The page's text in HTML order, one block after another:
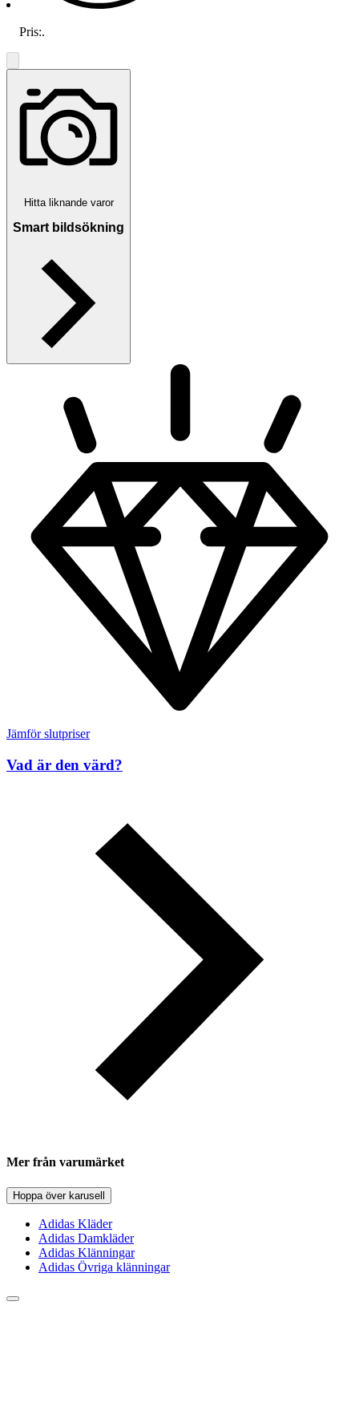
Pris:.
Hitta liknande varor
Smart bildsökning
Jämför slutpriser
Vad är den värd?
Mer från varumärket
Hoppa över karusell
Adidas Kläder
Adidas Damkläder
Adidas Klänningar
Adidas Övriga klänningar